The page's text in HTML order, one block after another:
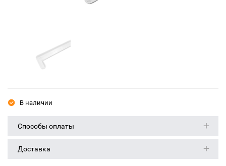
В наличии
Способы оплаты
Доставка